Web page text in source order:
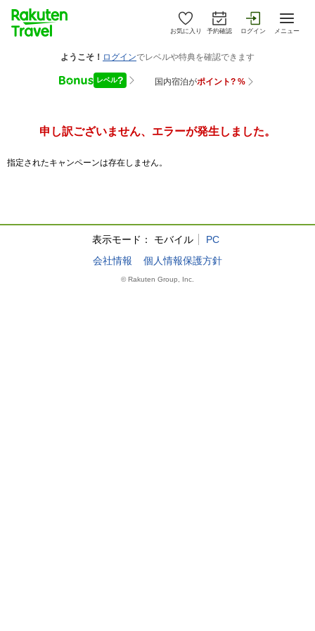
お気に入り 予約確認 ログイン メニュー
申し訳ございません、エラーが発生しました。
指定されたキャンペーンは存在しません。
表示モード： モバイル
PC
会社情報
個人情報保護方針
© Rakuten Group, Inc.